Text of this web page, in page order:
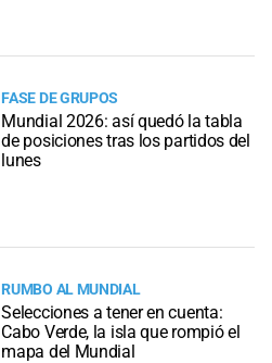
FASE DE GRUPOS
Mundial 2026: así quedó la tabla
de posiciones tras los partidos del
lunes
RUMBO AL MUNDIAL
Selecciones a tener en cuenta:
Cabo Verde, la isla que rompió el
mapa del Mundial